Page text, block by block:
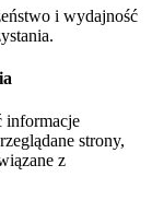
i wydajność
informacje
strony,
z